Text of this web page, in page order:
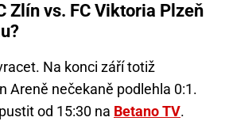
Zlín vs. FC Viktoria Plzeň
Na konci září totiž
Areně nečekaně podlehla 0:1.
od 15:30 na Betano TV.